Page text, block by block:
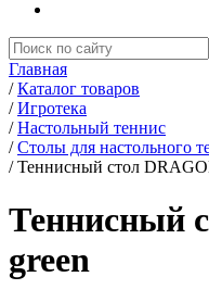
Главная
/ Каталог товаров
/ Игротека
/ Настольный теннис
/ Столы для настольного
/ Теннисный стол
Теннисный
green